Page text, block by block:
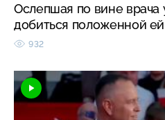
Ослепшая по вине
добиться положенной
932